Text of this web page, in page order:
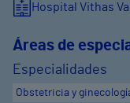
Hospital Vithas
Áreas de
Especialidades
Obstetricia y